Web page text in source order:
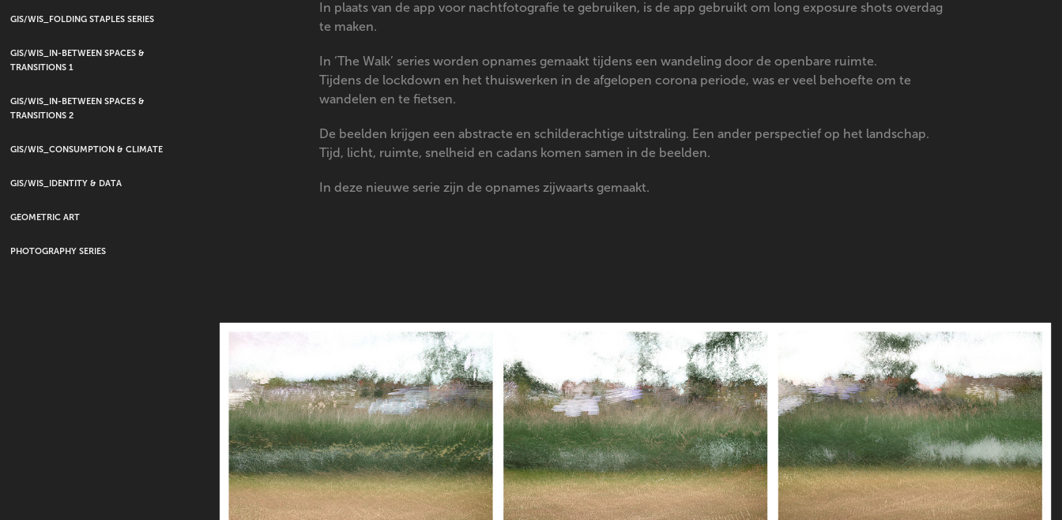
GIS/WIS_FOLDING STAPLES SERIES
GIS/WIS_IN-BETWEEN SPACES &
TRANSITIONS 1
GIS/WIS_IN-BETWEEN SPACES &
TRANSITIONS 2
GIS/WIS_CONSUMPTION & CLIMATE
GIS/WIS_IDENTITY & DATA
GEOMETRIC ART
PHOTOGRAPHY SERIES
In plaats van de app voor nachtfotografie te gebruiken, is de app gebruikt om long exposure shots overdag
te maken.
In ‘The Walk’ series worden opnames gemaakt tijdens een wandeling door de openbare ruimte.
Tijdens de lockdown en het thuiswerken in de afgelopen corona periode, was er veel behoefte om te
wandelen en te fietsen.
De beelden krijgen een abstracte en schilderachtige uitstraling. Een ander perspectief op het landschap.
Tijd, licht, ruimte, snelheid en cadans komen samen in de beelden.
In deze nieuwe serie zijn de opnames zijwaarts gemaakt.